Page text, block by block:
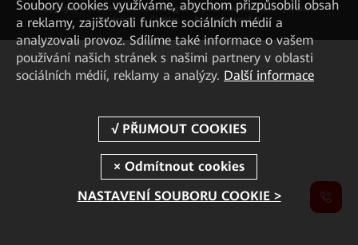
Copyright © 2026 Huawei Technologies Co., Ltd. Všechna práva vyhrazena.
Soukromí
Cookies Podmínky použití
Soubory cookies využíváme, abychom přizpůsobili obsah
a reklamy, zajišťovali funkce sociálních médií a
analyzovali provoz. Sdílíme také informace o vašem
používání našich stránek s našimi partnery v oblasti
sociálních médií, reklamy a analýzy. Další informace
NASTAVENÍ SOUBORU COOKIE >